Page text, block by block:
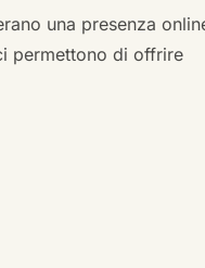
una presenza
permettono di offrire